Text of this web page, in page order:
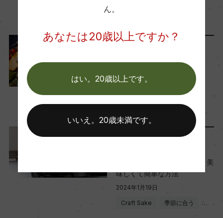
チーズ × 日本酒が相性抜群！
おすすめペアリング4選
2025年2月18日
料理に合う …
徳利なしで『熱燗』を作る。美
味しくて簡単な方法
2024年1月19日
Craft Sake 季節に合う …
ん。
あなたは20歳以上ですか？
はい。20歳以上です。
いいえ。20歳未満です。